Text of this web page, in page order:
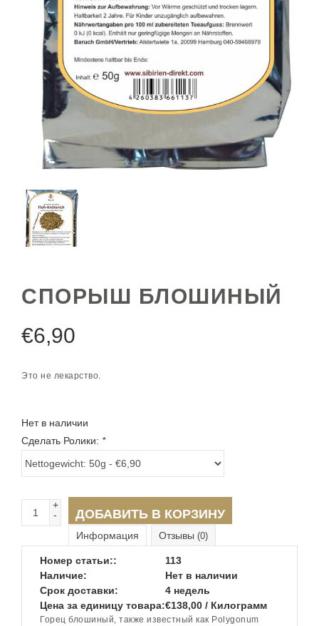
СПОРЫШ БЛОШИНЫЙ
€6,90
Это не лекарство.
Нет в наличии
Сделать Ролики: *
+
-
ДОБАВИТЬ В КОРЗИНУ
Информация Отзывы (0)
Номер статьи::
113
Наличие:
Нет в наличии
Срок доставки:
4 недель
Цена за единицу товара:€138,00 / Килограмм
Горец блошиный, также известный как Polygonum